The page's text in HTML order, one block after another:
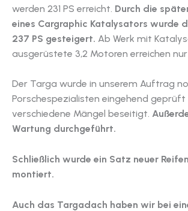
werden 231 PS erreicht. Durch die
eines Cargraphic Katalysators wurde
237 PS gesteigert. Ab Werk mit
ausgerüstete 3,2 Motoren erreichen nur
Der Targa wurde in unserem Auftrag
Porschespezialisten eingehend geprüft
verschiedene Mängel beseitigt.
Wartung durchgeführt.
Schließlich wurde ein Satz neuer
montiert.
Auch das Targadach haben wir bei